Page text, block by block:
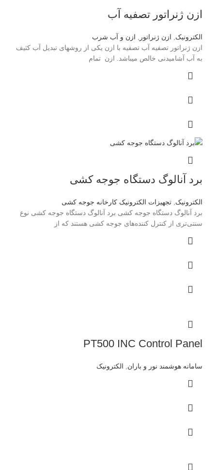
ازن ژنراتور تصفیه آب
الکترونیک, ازن ژنراتور , ازن و آب شرب
ازن ژنراتور تصفیه آب تصفیه با ازن یکی از روشهای تبدیل آب کثیف
به آب آشامیدنی خالص میباشد. ازن تمام
برد آنالوگ دستگاه جوجه کشی
الکترونیک تجهیزات الکترونیک کارخانه جوجه کشی
برد آنالوگ دستگاه جوجه کشی برد آنالوگ دستگاه جوجه کشی نوع
سنتی‌تری از کنترل کننده‌های جوجه کشی هستند که از
PT500 INC Control Panel
سامانه هوشمند نور و باران الکترونیک